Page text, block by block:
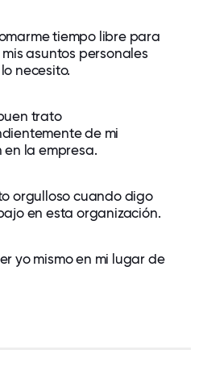
tiempo libre para
asuntos personales
necesito.
trato
de mi
en la empresa.
orgulloso cuando digo
en esta organización.
yo mismo en mi lugar de